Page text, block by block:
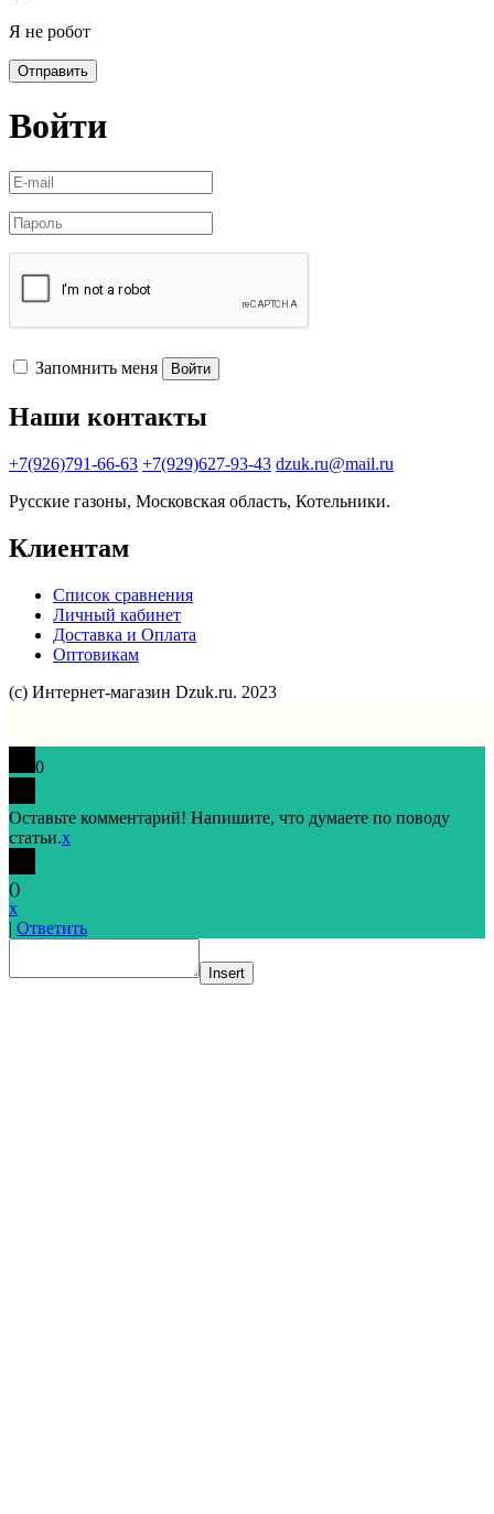
Я не робот
Отправить
Войти
Запомнить меня Войти
Наши контакты
+7(926)791-66-63 +7(929)627-93-43 dzuk.ru@mail.ru
Русские газоны, Московская область, Котельники.
Клиентам
Список сравнения
Личный кабинет
Доставка и Оплата
Оптовикам
(с) Интернет-магазин Dzuk.ru. 2023
0
Оставьте комментарий! Напишите, что думаете по поводу
статьи.x
()
x
| Ответить
Insert